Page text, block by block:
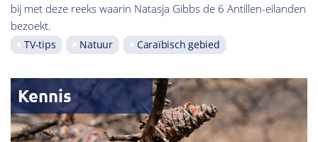
bij met deze reeks waarin Natasja Gibbs de 6 Antillen-eilanden
bezoekt.
TV-tips Natuur Caraïbisch gebied
Kennis